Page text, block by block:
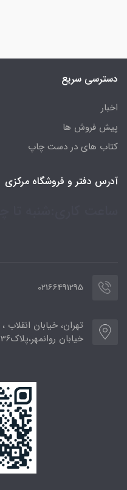
دسترسی سریع
اخبار
پیش فروش ها
کتاب های در دست چاپ
آدرس دفتر و فروشگاه مرکزی
02166491295
خیابان روانمهر،پلاک136 ، واحد1